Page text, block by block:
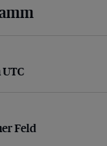
Feld
Feld